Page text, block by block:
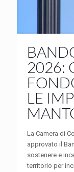
2026:
LE
La Camera di
approvato il
sostenere e
territorio per